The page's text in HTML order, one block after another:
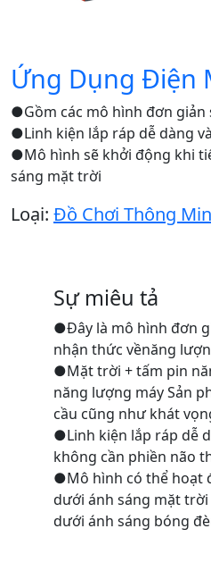
Ứng Dụng Điện
●Gồm các mô hình đơn
●Linh kiện lắp ráp dễ dàng
●Mô hình sẽ khởi động khi
sáng mặt trời
Loại: Đồ Chơi Thông
Sự miêu tả
●Đây là mô hình đơn
nhận thức vềnăng
●Mặt trời + tấm pin
năng lượng máy Sản
cầu cũng như khát
●Linh kiện lắp ráp dễ
không cần phiền não
●Mô hình có thể hoạt
dưới ánh sáng mặt
dưới ánh sáng bóng